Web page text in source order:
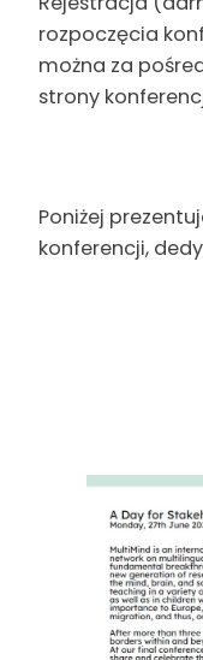
rozpoczęcia
można za
strony
Poniżej
konferencji,